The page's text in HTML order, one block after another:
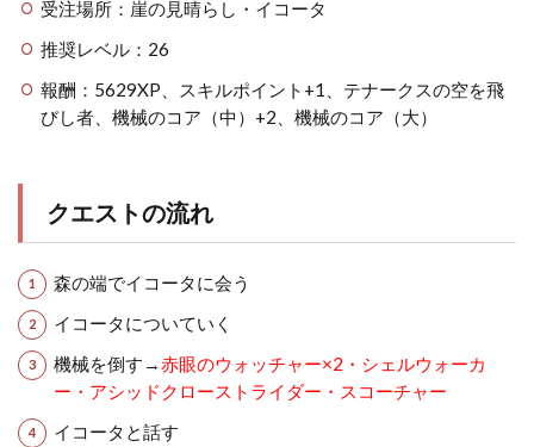
受注場所：崖の見晴らし・イコータ
推奨レベル：26
報酬：5629XP、スキルポイント+1、テナークスの空を飛
びし者、機械のコア（中）+2、機械のコア（大）
クエストの流れ
森の端でイコータに会う
イコータについていく
機械を倒す→赤眼のウォッチャー×2・シェルウォーカ
ー・アシッドクローストライダー・スコーチャー
イコータと話す